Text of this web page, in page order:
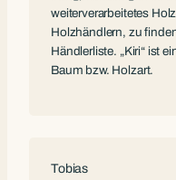
weiterverarbeitetes
Holzhändlern, zu
Händlerliste. „Kiri“ ist
Baum bzw. Holzart.
Tobias